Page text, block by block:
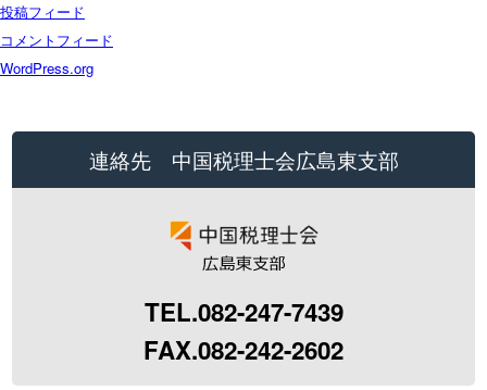
投稿フィード
コメントフィード
WordPress.org
連絡先 中国税理士会広島東支部
TEL.082-247-7439
FAX.082-242-2602